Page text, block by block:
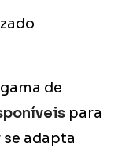
de
para
adapta